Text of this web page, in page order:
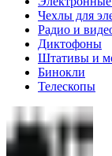
Чехлы для
Радио и
Диктофоны
Штативы и
Бинокли
Телескопы